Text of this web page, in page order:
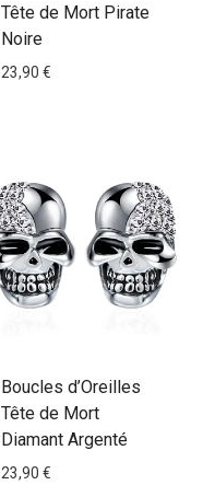
Tête de Mort Pirate
Noire
23,90 €
Boucles d’Oreilles
Tête de Mort
Diamant Argenté
23,90 €